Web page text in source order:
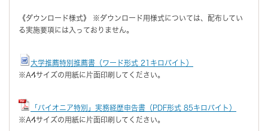
《ダウンロード様式》 ※ダウンロード用様式については、配布してい
る実施要項には入っておりません。
大学推薦特別推薦書（ワード形式 21キロバイト）
※A4サイズの用紙に片面印刷してください。
「パイオニア特別」実務経歴申告書（PDF形式 85キロバイト）
※A4サイズの用紙に片面印刷してください。